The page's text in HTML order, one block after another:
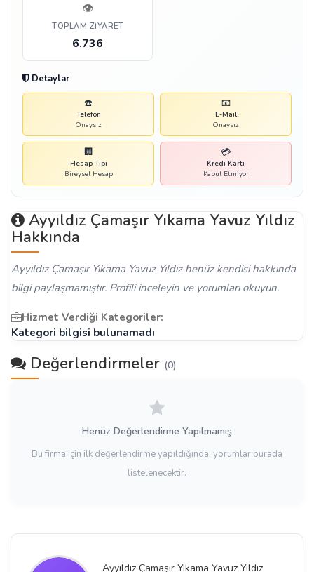
Ayyıldız Çamaşır Yıkama Yavuz Yıldız
👁️
TOPLAM ZIYARET
6.736
Detaylar
☎️
Telefon
Onaysız
📧
E-Mail
Onaysız
🏢
Hesap Tipi
Bireysel Hesap
💳
Kredi Kartı
Kabul Etmiyor
Ayyıldız Çamaşır Yıkama Yavuz Yıldız
Hakkında
Ayyıldız Çamaşır Yıkama Yavuz Yıldız henüz kendisi hakkında
bilgi paylaşmamıştır. Profili inceleyin ve yorumları okuyun.
Hizmet Verdiği Kategoriler:
Kategori bilgisi bulunamadı
Değerlendirmeler (0)
Henüz Değerlendirme Yapılmamış
Bu firma için ilk değerlendirme yapıldığında, yorumlar burada
listelenecektir.